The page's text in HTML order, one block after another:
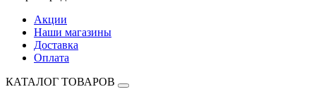
Акции
Наши магазины
Доставка
Оплата
КАТАЛОГ ТОВАРОВ